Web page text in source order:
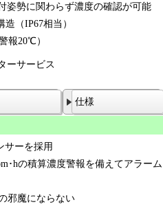
姿勢に関わらず濃度の確認が可能
（IP67相当）
報20℃）
ーサービス
仕様
サーを採用
･hの積算濃度警報を備えてアラーム
邪魔にならない